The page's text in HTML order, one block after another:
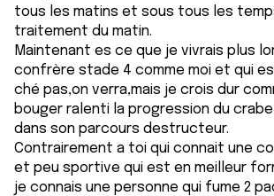
tous les matins et sous tous les
traitement du matin.
Maintenant es ce que je vivrais plus
confrère stade 4 comme moi et qui
ché pas,on verra,mais je crois dur
bouger ralenti la progression du
dans son parcours destructeur.
Contrairement a toi qui connait une
et peu sportive qui est en meilleur
je connais une personne qui fume 2